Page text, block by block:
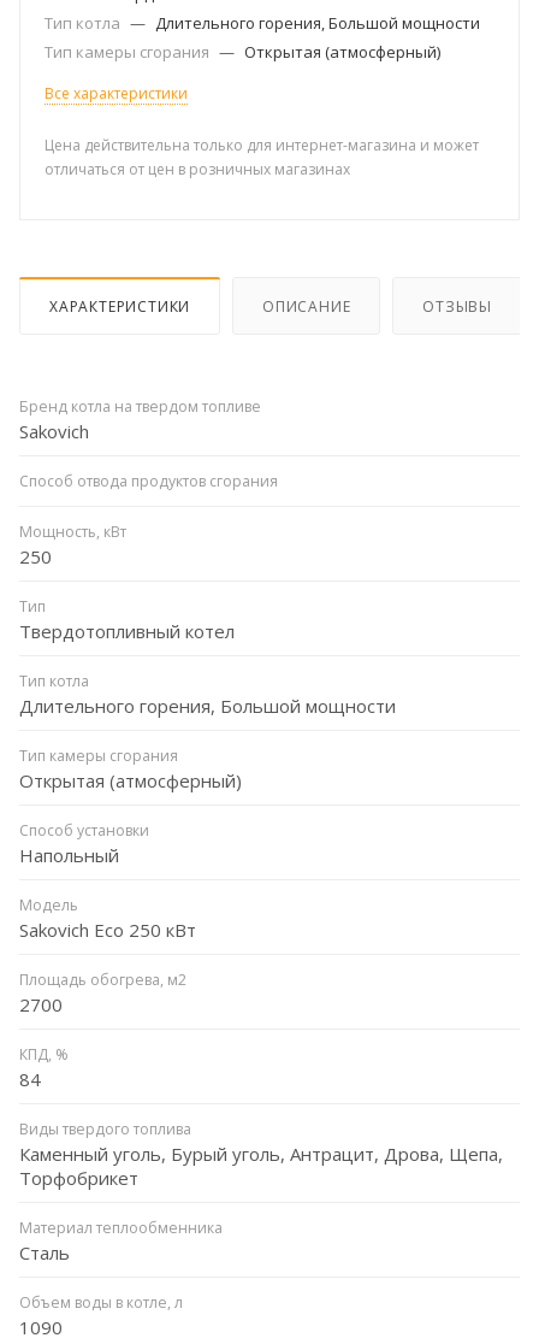
Тип котла — Длительного горения, Большой мощности
Тип камеры сгорания — Открытая (атмосферный)
Все характеристики
Цена действительна только для интернет-магазина и может
отличаться от цен в розничных магазинах
ХАРАКТЕРИСТИКИ ОПИСАНИЕ ОТЗЫВЫ
Бренд котла на твердом топливе
Sakovich
Способ отвода продуктов сгорания
Мощность, кВт
250
Тип
Твердотопливный котел
Тип котла
Длительного горения, Большой мощности
Тип камеры сгорания
Открытая (атмосферный)
Способ установки
Напольный
Модель
Sakovich Eco 250 кВт
Площадь обогрева, м2
2700
КПД, %
84
Виды твердого топлива
Каменный уголь, Бурый уголь, Антрацит, Дрова, Щепа,
Торфобрикет
Материал теплообменника
Сталь
Объем воды в котле, л
1090